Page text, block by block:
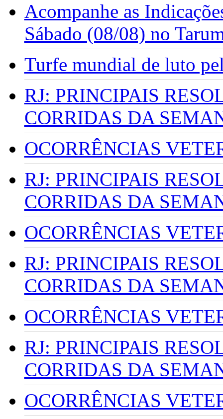
Acompanhe as
Sábado (08/08) no
Turfe mundial de luto
RJ: PRINCIPAIS
CORRIDAS DA
OCORRÊNCIAS
RJ: PRINCIPAIS
CORRIDAS DA
OCORRÊNCIAS
RJ: PRINCIPAIS
CORRIDAS DA
OCORRÊNCIAS
RJ: PRINCIPAIS
CORRIDAS DA
OCORRÊNCIAS